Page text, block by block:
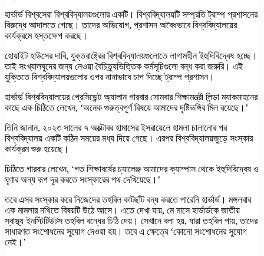
হার্ভার্ড বিশ্বসেরা বিশ্ববিদ্যালয়গুলোর একটি। বিশ্ববিদ্যালয়টি সম্প্রতি ট্রাম্প প্রশাসনের
বিরুদ্ধে আদালতে গেছে। তাদের অভিযোগ, প্রশাসন অবৈধভাবে বিশ্ববিদ্যালয়ের
কার্যক্রমে হস্তক্ষেপ করছে।
হোয়াইট হাউসের দাবি, যুক্তরাষ্ট্রের বিশ্ববিদ্যালয়গুলোতে লাগামহীন ইহুদিবিদ্বেষ হচ্ছে।
তাই সংখ্যালঘুদের জন্য নেওয়া বৈচিত্র্যভিত্তিক কর্মসূচিগুলো বন্ধ করা জরুরি। এই
যুক্তিতে বিশ্ববিদ্যালয়গুলোর ওপর নানাভাবে চাপ দিচ্ছে ট্রাম্প প্রশাসন।
হার্ভার্ড বিশ্ববিদ্যালয়ের প্রেসিডেন্ট অ্যালান গারবার সোমবার শিক্ষামন্ত্রী লিন্ডা ম্যাকমাহনের
কাছে এক চিঠিতে লেখেন, ‘অনেক গুরুত্বপূর্ণ বিষয়ে আমাদের দৃষ্টিভঙ্গির মিল রয়েছে।’
তিনি জানান, ২০২৩ সালের ৭ অক্টোবর হামাসের ইসরায়েলে হামলা চালানোর পর
বিশ্ববিদ্যালয় একটি কঠিন সময়ের মধ্য দিয়ে গেছে। এরপর বিশ্ববিদ্যালয়জুড়ে সংস্কার
কার্যক্রম শুরু হয়েছে।
চিঠিতে গারবার লেখেন, ‘গত শিক্ষাবর্ষের চ্যালেঞ্জ আমাদের ক্যাম্পাস থেকে ইহুদিবিদ্বেষ ও
ঘৃণার অন্য রূপ দূর করতে সংস্কারের পথ দেখিয়েছে।’
তবে এসব সংস্কার করে নিজেদের তহবিল কাটছাঁট বন্ধ করতে পারেনি হার্ভার্ড। মঙ্গলবার
এক মামলার নথিতে বিষয়টি উঠে আসে। এতে দেখা যায়, মে মাসে হার্ভার্ডকে জাতীয়
স্বাস্থ্য ইনস্টিটিউটস তহবিল বন্ধের চিঠি দেয়। সেখানে বলা হয়, যারা তহবিল পায়, তাদের
সাধারণত সংশোধনের সুযোগ দেওয়া হয়। তবে এ ক্ষেত্রে ‘কোনো সংশোধনের সুযোগ
নেই।’